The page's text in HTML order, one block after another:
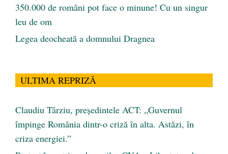
350.000 de români pot face o minune! Cu un singur
leu de om
Legea deocheată a domnului Dragnea
ULTIMA REPRIZĂ
Claudiu Târziu, președintele ACT: „Guvernul
împinge România dintr-o criză în alta. Astăzi, în
criza energiei.”